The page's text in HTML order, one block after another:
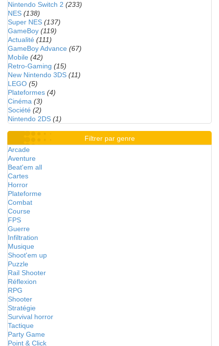
Nintendo Switch 2 (233)
NES (138)
Super NES (137)
GameBoy (119)
Actualité (111)
GameBoy Advance (67)
Mobile (42)
Retro-Gaming (15)
New Nintendo 3DS (11)
LEGO (5)
Plateformes (4)
Cinéma (3)
Société (2)
Nintendo 2DS (1)
Filtrer par genre
Arcade
Aventure
Beat'em all
Cartes
Horror
Plateforme
Combat
Course
FPS
Guerre
Infiltration
Musique
Shoot'em up
Puzzle
Rail Shooter
Réflexion
RPG
Shooter
Stratégie
Survival horror
Tactique
Party Game
Point & Click